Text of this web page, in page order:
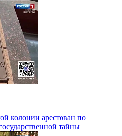
колонии арестован по
тайны